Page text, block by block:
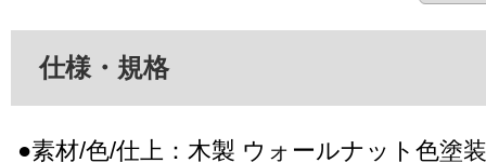
仕様・規格
●素材/色/仕上：木製 ウォールナット色塗